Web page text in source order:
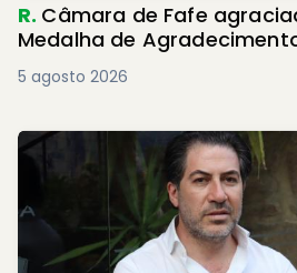
R. Câmara de Fafe agraciada
Medalha de
5 agosto 2026